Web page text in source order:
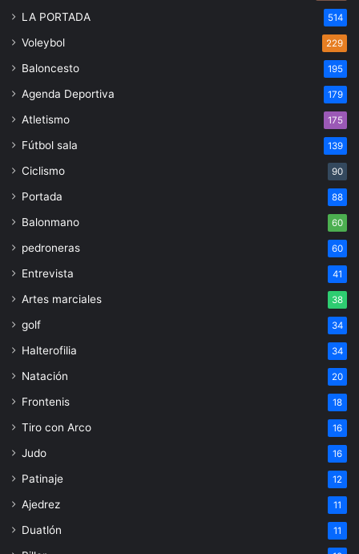
LA PORTADA 514
Voleybol 229
Baloncesto 195
Agenda Deportiva 179
Atletismo 175
Fútbol sala 139
Ciclismo 90
Portada 88
Balonmano 60
pedroneras 60
Entrevista 41
Artes marciales 38
golf 34
Halterofilia 34
Natación 20
Frontenis 18
Tiro con Arco 16
Judo 16
Patinaje 12
Ajedrez 11
Duatlón 11